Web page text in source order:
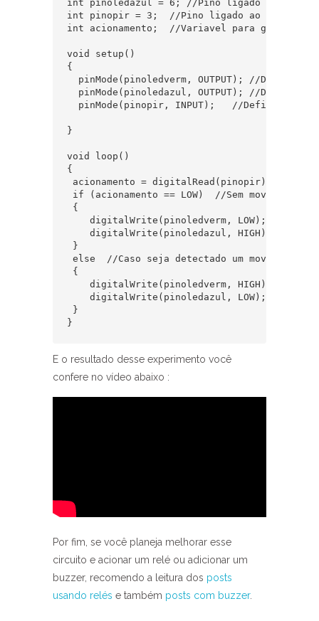
int pinoledazul = 6; //Pino ligado ao led
int pinopir = 3;  //Pino ligado ao sensor
int acionamento;  //Variavel para guardar
void setup()
{
pinMode(pinoledverm, OUTPUT); //Define
pinMode(pinoledazul, OUTPUT); //Define
pinMode(pinopir, INPUT);   //Define pino
}
void loop()
{
acionamento = digitalRead(pinopir); //Le o
if (acionamento == LOW)  //Sem movimento,
{
    digitalWrite(pinoledverm, LOW);
    digitalWrite(pinoledazul, HIGH);
}
else  //Caso seja detectado um movimento,
{
    digitalWrite(pinoledverm, HIGH);
    digitalWrite(pinoledazul, LOW);
}
}
E o resultado desse experimento você
confere no vídeo abaixo :
Por fim, se você planeja melhorar esse
circuito e acionar um relé ou adicionar um
buzzer, recomendo a leitura dos posts
usando relés e também posts com buzzer.